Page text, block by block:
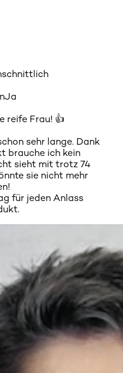
Ja
reife Frau! 👍
sehr lange. Dank
brauche ich kein
sieht mit trotz 74
sie nicht mehr
für jeden Anlass